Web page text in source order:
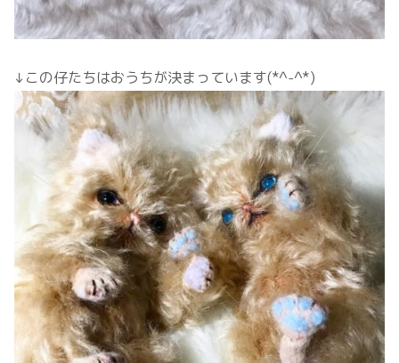
↓この仔たちはおうちが決まっています(*^-^*)